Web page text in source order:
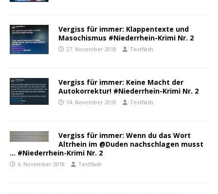
Vergiss für immer: Klappentexte und
Masochismus #Niederrhein-Krimi Nr. 2
27. November 2018 Textflash
Vergiss für immer: Keine Macht der
Autokorrektur! #Niederrhein-Krimi Nr. 2
14. November 2018 Textflash
Vergiss für immer: Wenn du das Wort
Altrhein im @Duden nachschlagen musst
… #Niederrhein-Krimi Nr. 2
6. November 2018 Textflash